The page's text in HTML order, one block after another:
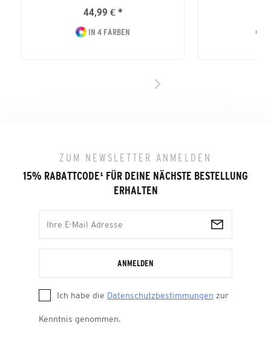
44,99 € *
IN 4 FARBEN
ZUM NEWSLETTER ANMELDEN
15% RABATTCODE¹ FÜR DEINE NÄCHSTE BESTELLUNG
ERHALTEN
ANMELDEN
Ich habe die Datenschutzbestimmungen zur
Kenntnis genommen.